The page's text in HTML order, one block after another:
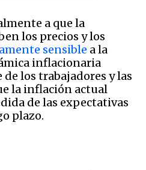
a que la
los precios y los
sensible a la
inflacionaria
los trabajadores y las
la inflación actual
de las expectativas
plazo.